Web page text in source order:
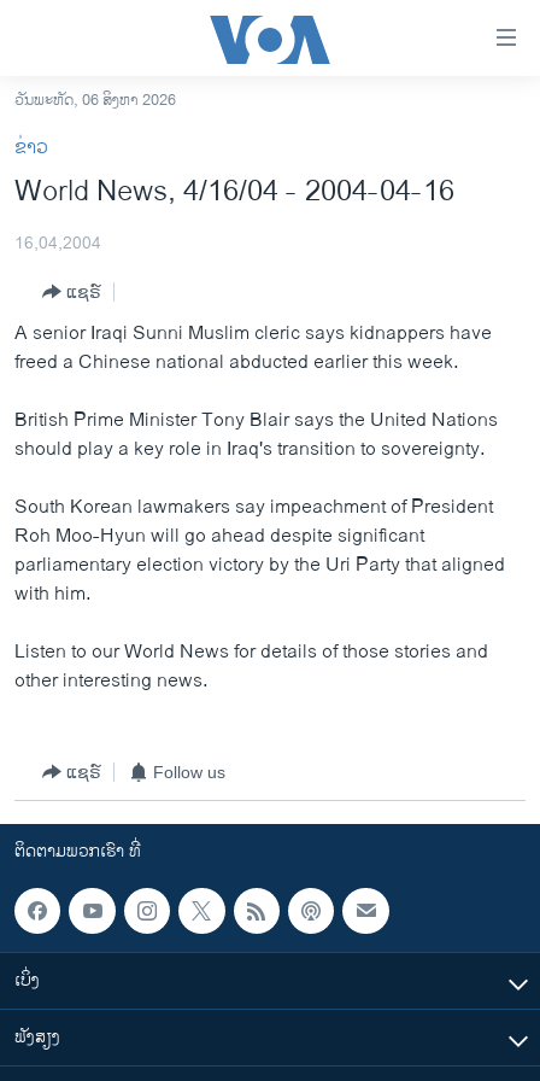
ເຂົ້າ
ຫາ
ຂ້າມ
ໄປ
ຄົ້ນ
ການເລືອກຕັ້ງ ປະທານາທີບໍດີ ສະຫະລັດ 2024
ຂ່າວ​ຈີນ
ໂລກ
ອິດສະຫຼະພາບດ້ານການຂ່າວ
ຊຸມຊົນຊາວລາວ
ວິທະຍາສາດ-ເທັກໂນໂລຈີ
ທຸລະກິດ
ພາສາອັງກິດ
ວີດີໂອ
ລາຍການກະຈາຍສຽງ
ລາຍງານ
ຕິດຕາມພວກເຮົາ ທີ່
ພາສາຕ່າງໆ
ວັນພະຫັດ, 06 ສິງຫາ 2026
ຂ່າວ
World News, 4/16/04 - 2004-04-16
16,04,2004
ແຊຣ໌
A senior Iraqi Sunni Muslim cleric says kidnappers have
freed a Chinese national abducted earlier this week.
British Prime Minister Tony Blair says the United Nations
should play a key role in Iraq's transition to sovereignty.
South Korean lawmakers say impeachment of President
Roh Moo-Hyun will go ahead despite significant
parliamentary election victory by the Uri Party that aligned
with him.
Listen to our World News for details of those stories and
other interesting news.
ແຊຣ໌ Follow us
ຕິດຕາມພວກເຮົາ ທີ່
ເບິ່ງ
ຟັງສຽງ